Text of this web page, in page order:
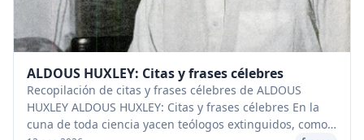
ALDOUS HUXLEY: Citas y frases célebres
Recopilación de citas y frases célebres de ALDOUS
HUXLEY ALDOUS HUXLEY: Citas y frases célebres En la
cuna de toda ciencia yacen teólogos extinguidos, como